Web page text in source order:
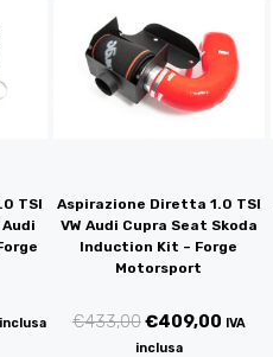
TSI
inclusa
Aspirazione Diretta 1.0 TSI
VW Audi Cupra Seat Skoda
Induction Kit – Forge
Motorsport
€433,00€409,00 IVA
inclusa